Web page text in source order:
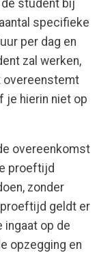
student bij
specifieke
per dag en
zal werken,
overeenstemt
je hierin niet op
overeenkomst
proeftijd
zonder
geldt er
ingaat op de
opzegging en